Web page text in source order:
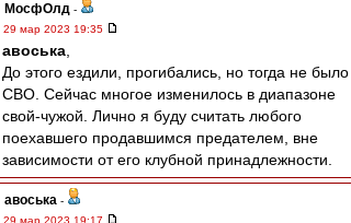
МосфОлд -
29 мар 2023 19:35
авоська
До этого ездили, прогибались, но тогда не было
СВО. Сейчас многое изменилось в диапазоне
свой-чужой. Лично я буду считать любого
поехавшего продавшимся предателем, вне
зависимости от его клубной принадлежности.
авоська -
29 мар 2023 19:17